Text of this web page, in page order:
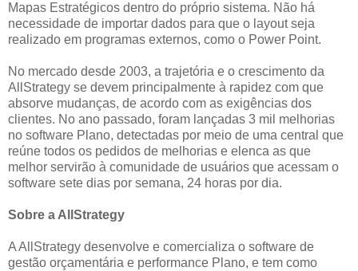
Mapas Estratégicos dentro do próprio sistema. Não há
necessidade de importar dados para que o layout seja
realizado em programas externos, como o Power Point.
No mercado desde 2003, a trajetória e o crescimento da
AllStrategy se devem principalmente à rapidez com que
absorve mudanças, de acordo com as exigências dos
clientes. No ano passado, foram lançadas 3 mil melhorias
no software Plano, detectadas por meio de uma central que
reúne todos os pedidos de melhorias e elenca as que
melhor servirão à comunidade de usuários que acessam o
software sete dias por semana, 24 horas por dia.
Sobre a AllStrategy
A AllStrategy desenvolve e comercializa o software de
gestão orçamentária e performance Plano, e tem como